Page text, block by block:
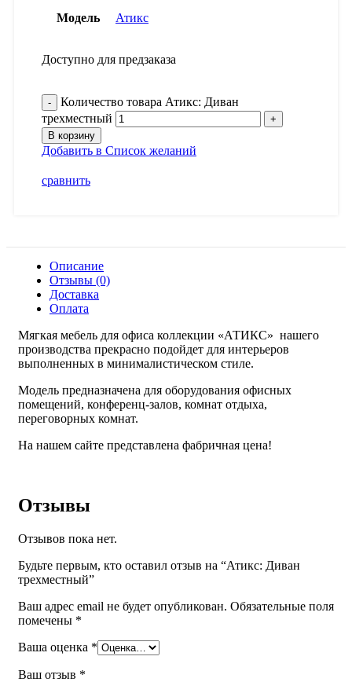
Модель Атикс
Доступно для предзаказа
Количество товара Атикс: Диван
трехместный
В корзину
Добавить в Список желаний
сравнить
Описание
Отзывы (0)
Доставка
Оплата
Мягкая мебель для офиса коллекции «АТИКС» нашего
производства прекрасно подойдет для интерьеров
выполненных в минималистическом стиле.
Модель предназначена для оборудования офисных
помещений, конференц-залов, комнат отдыха,
переговорных комнат.
На нашем сайте представлена фабричная цена!
Отзывы
Отзывов пока нет.
Будьте первым, кто оставил отзыв на “Атикс: Диван
трехместный”
Ваш адрес email не будет опубликован. Обязательные поля
помечены *
Ваша оценка *
Ваш отзыв *